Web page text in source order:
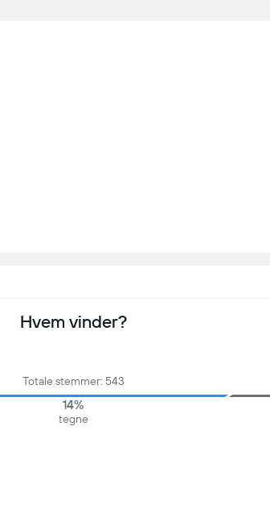
Hvem vinder?
Totale stemmer: 543
14%
tegne